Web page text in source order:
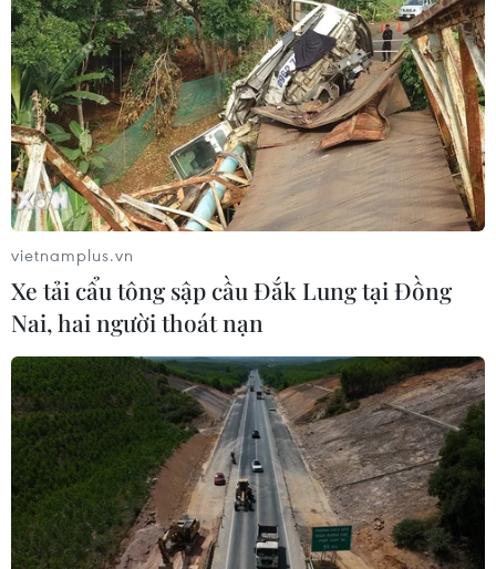
Tổng Bí thư, Chủ tịch nước Tô Lâm:
Quan hệ Việt Nam-Malaysia ngày
càng phát triển năng động
05/08/2026 10:56
Chủ tịch Quốc hội kiêm Chủ
tịch Hạ viện Thái Lan tham quan Nhà
Quốc hội
05/08/2026 09:37
tịch Hạ viện Thái Lan viếng Lăng Bác
và tưởng niệm Anh hùng liệt sỹ
05/08/2026 09:20
Tổng Bí thư, Chủ tịch nước
Tô Lâm tiếp Đại sứ Malaysia
vietnamplus.vn
Xe tải cẩu tông sập cầu Đắk Lung tại Đồng
Nai, hai người thoát nạn